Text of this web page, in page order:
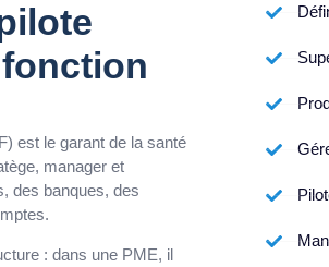
est le garant de la santé
manager et
des banques, des
: dans une PME, il